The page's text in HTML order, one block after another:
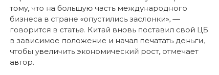
тому, что на большую часть международного
бизнеса в стране «опустились заслонки», —
говорится в статье. Китай вновь поставил свой ЦБ
в зависимое положение и начал печатать деньги,
чтобы увеличить экономический рост, отмечает
автор.